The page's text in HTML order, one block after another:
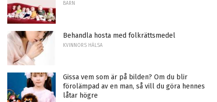
BARN
Behandla hosta med folkrättsmedel
KVINNORS HÄLSA
Gissa vem som är på bilden? Om du blir
förolämpad av en man, så vill du göra hennes
låtar högre